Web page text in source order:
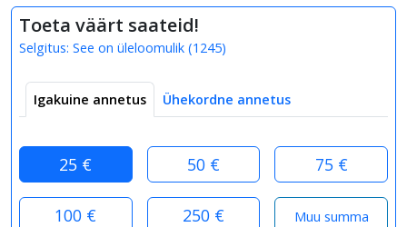
Toeta väärt saateid!
Selgitus: See on üleloomulik (1245)
Igakuine annetus Ühekordne annetus
25 € 50 € 75 €
100 € 250 €